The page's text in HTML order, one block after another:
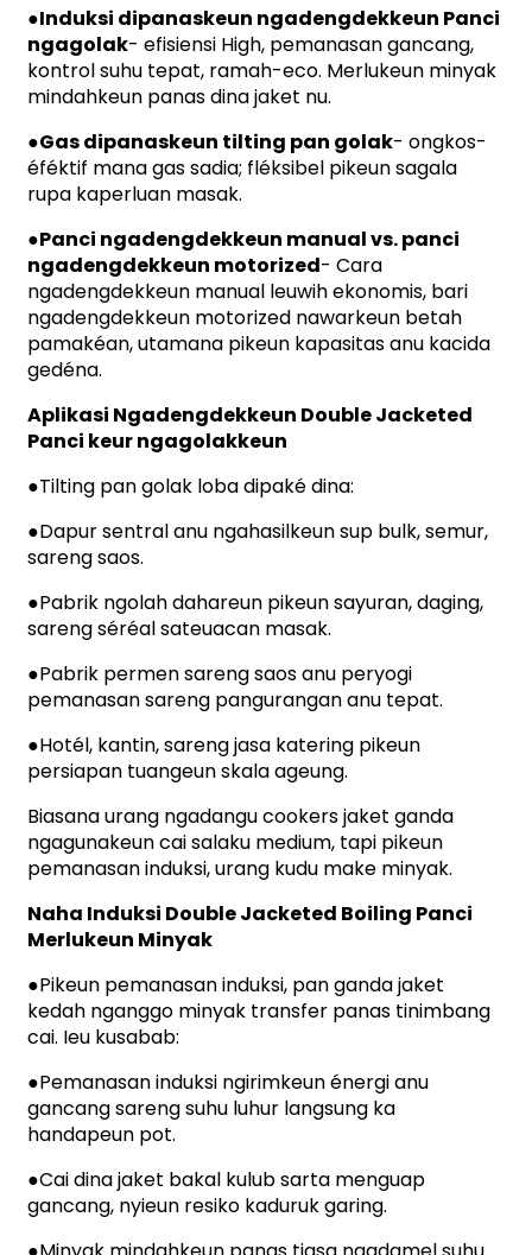
●Induksi dipanaskeun ngadengdekkeun Panci
ngagolak- efisiensi High, pemanasan gancang,
kontrol suhu tepat, ramah-eco. Merlukeun minyak
mindahkeun panas dina jaket nu.
●Gas dipanaskeun tilting pan golak- ongkos-
éféktif mana gas sadia; fléksibel pikeun sagala
rupa kaperluan masak.
●Panci ngadengdekkeun manual vs. panci
ngadengdekkeun motorized- Cara
ngadengdekkeun manual leuwih ekonomis, bari
ngadengdekkeun motorized nawarkeun betah
pamakéan, utamana pikeun kapasitas anu kacida
gedéna.
Aplikasi Ngadengdekkeun Double Jacketed
Panci keur ngagolakkeun
●Tilting pan golak loba dipaké dina:
●Dapur sentral anu ngahasilkeun sup bulk, semur,
sareng saos.
●Pabrik ngolah dahareun pikeun sayuran, daging,
sareng séréal sateuacan masak.
●Pabrik permen sareng saos anu peryogi
pemanasan sareng pangurangan anu tepat.
●Hotél, kantin, sareng jasa katering pikeun
persiapan tuangeun skala ageung.
Biasana urang ngadangu cookers jaket ganda
ngagunakeun cai salaku medium, tapi pikeun
pemanasan induksi, urang kudu make minyak.
Naha Induksi Double Jacketed Boiling Panci
Merlukeun Minyak
●Pikeun pemanasan induksi, pan ganda jaket
kedah nganggo minyak transfer panas tinimbang
cai. Ieu kusabab:
●Pemanasan induksi ngirimkeun énergi anu
gancang sareng suhu luhur langsung ka
handapeun pot.
●Cai dina jaket bakal kulub sarta menguap
gancang, nyieun resiko kaduruk garing.